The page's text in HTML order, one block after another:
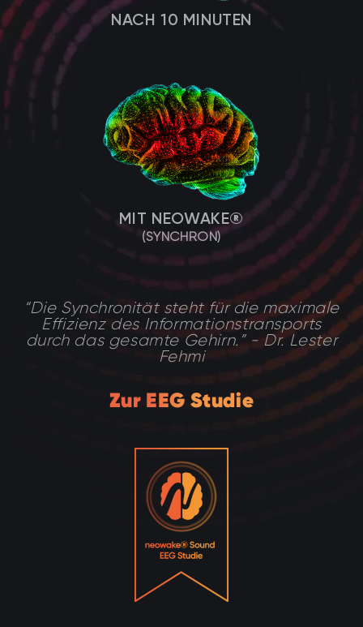
NACH 10 MINUTEN
MIT NEOWAKE®
(SYNCHRON)
“Die Synchronität steht für die maximale
Effizienz des Informationstransports
durch das gesamte Gehirn.” - Dr. Lester
Fehmi
Zur EEG Studie